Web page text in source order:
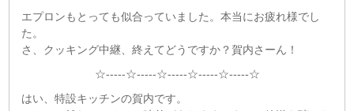
エプロンもとっても似合っていました。本当にお疲れ様でし
た。
さ、クッキング中継、終えてどうですか？賀内さーん！
☆-----☆-----☆-----☆-----☆-----☆
はい、特設キッチンの賀内です。